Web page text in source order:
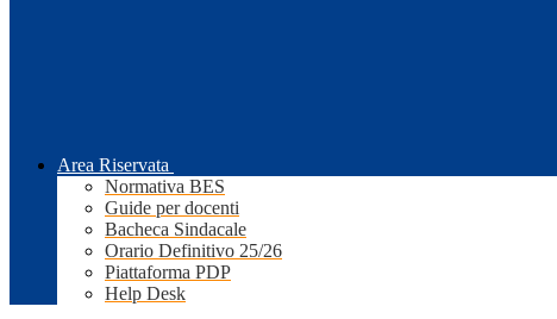
Area Riservata
Normativa BES
Guide per docenti
Bacheca Sindacale
Orario Definitivo 25/26
Piattaforma PDP
Help Desk